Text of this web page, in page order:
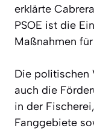
erklärte
PSOE ist die
Maßnahmen
Die politischen
auch die
in der
Fanggebiete